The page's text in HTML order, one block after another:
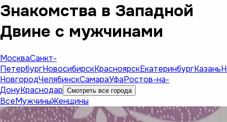
Знакомства в Западной
Двине с мужчинами
МоскваСанкт-
ПетербургНовосибирскКрасноярскЕкатеринбургКазань
НовгородЧелябинскСамараУфаРостов-на-
ДонуКраснодар Смотреть все города
ВсеМужчиныЖенщины